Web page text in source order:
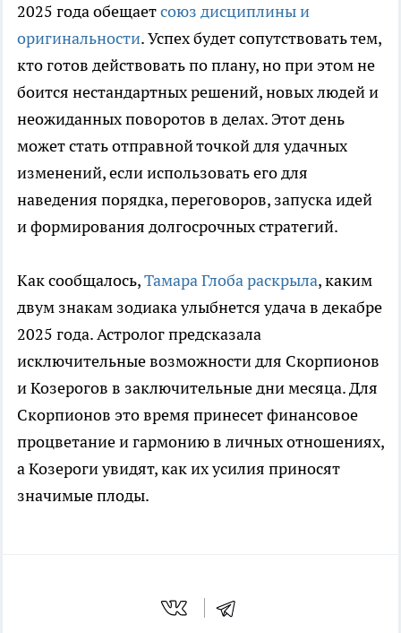
2025 года обещаетсоюз дисциплины и
оригинальности. Успех будет сопутствовать тем,
кто готов действовать по плану, но при этом не
боится нестандартных решений, новых людей и
неожиданных поворотов в делах. Этот день
может стать отправной точкой для удачных
изменений, если использовать его для
наведения порядка, переговоров, запуска идей
и формирования долгосрочных стратегий.
Как сообщалось,Тамара Глоба раскрыла, каким
двум знакам зодиака улыбнется удача в декабре
2025 года. Астролог предсказала
исключительные возможности для Скорпионов
и Козерогов в заключительные дни месяца. Для
Скорпионов это время принесет финансовое
процветание и гармонию в личных отношениях,
а Козероги увидят, как их усилия приносят
значимые плоды.